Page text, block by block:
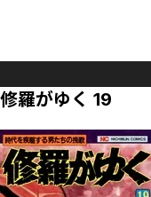
修羅がゆく 19